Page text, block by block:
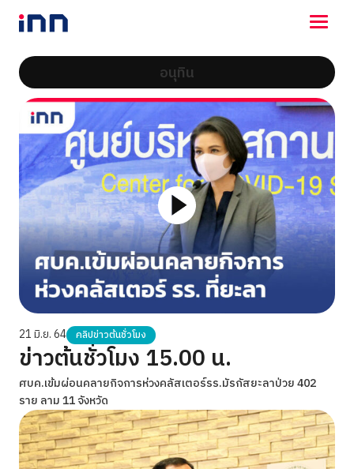
NEWS
ENTERTAINMENT
LIFESTYLE
HOROSCOPE
LOTTERY
VIDEO
ร่วมด้วยช่วยกัน
อนุทิน
21 มิ.ย. 64 คลิปข่าวต้นชั่วโมง
ข่าวต้นชั่วโมง 15.00 น.
ศบค.เข้มผ่อนคลายกิจการห่วงคลัสเตอร์รร.มัรกัสยะลาป่วย 402
ราย ลาม 11 จังหวัด